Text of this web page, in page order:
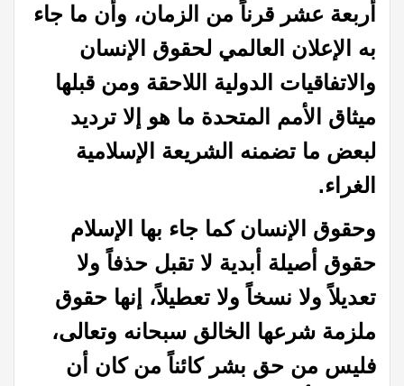
أربعة عشر قرناً من الزمان، وأن ما جاء
به الإعلان العالمي لحقوق الإنسان
والاتفاقيات الدولية اللاحقة ومن قبلها
ميثاق الأمم المتحدة ما هو إلا ترديد
لبعض ما تضمنه الشريعة الإسلامية
الغراء.
وحقوق الإنسان كما جاء بها الإسلام
حقوق أصيلة أبدية لا تقبل حذفاً ولا
تعديلاً ولا نسخاً ولا تعطيلاً، إنها حقوق
ملزمة شرعها الخالق سبحانه وتعالى،
فليس من حق بشر كائناً من كان أن